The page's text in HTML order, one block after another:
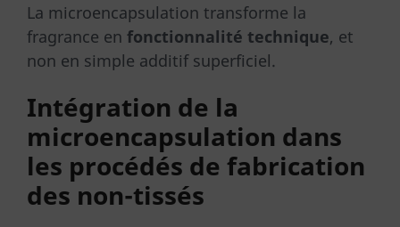
La microencapsulation transforme la
fragrance en fonctionnalité technique, et
non en simple additif superficiel.
Intégration de la
microencapsulation dans
les procédés de fabrication
des non-tissés